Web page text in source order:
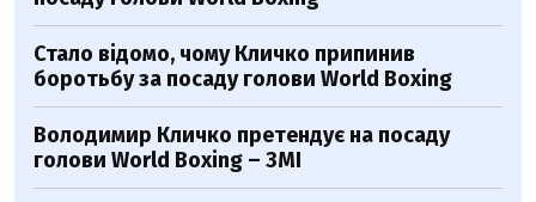
Стало відомо, чому Кличко припинив
боротьбу за посаду голови World Boxing
Володимир Кличко претендує на посаду
голови World Boxing – ЗМІ